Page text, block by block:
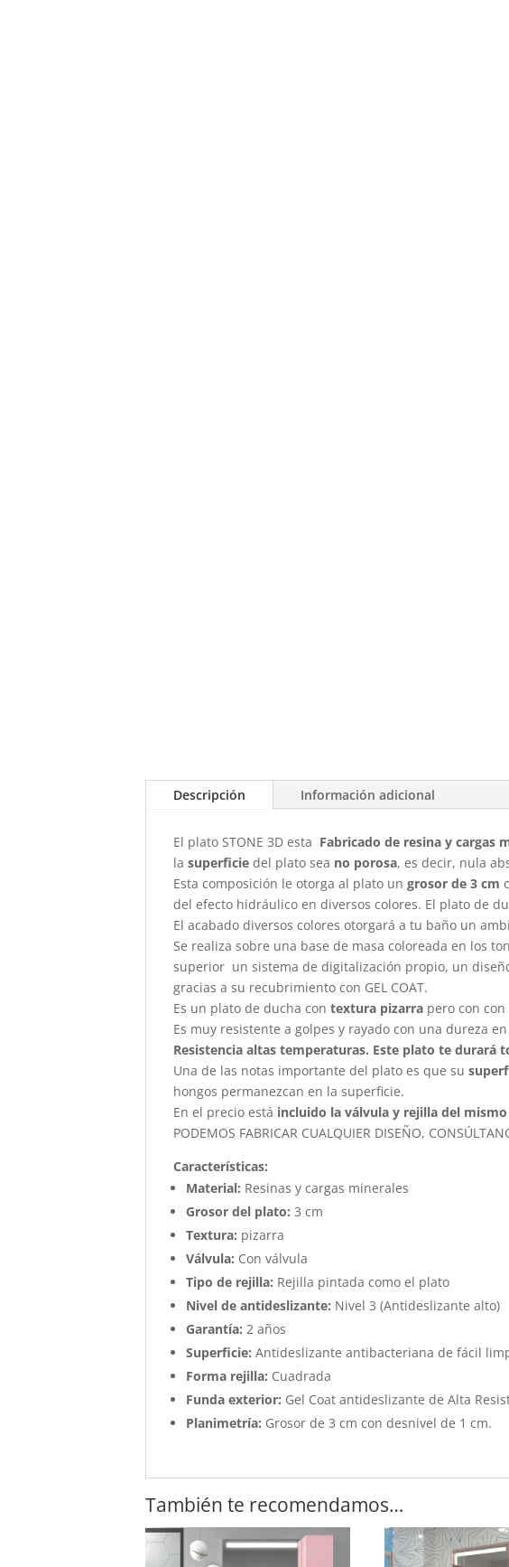
Descripción Información adicional
El plato STONE 3D esta Fabricado de resina y cargas
lasuperficiedel plato sea no porosa, es decir, nula
Esta composición le otorga al plato un grosor de 3 cm
del efecto hidráulico en diversos colores. El plato de
El acabado diversos colores otorgará a tu baño un
Se realiza sobre una base de masa coloreada en los
superior un sistema de digitalización propio, un
gracias a su recubrimiento con GEL COAT.
Es un plato de ducha con textura pizarra pero con
Es muy resistente a golpes y rayado con una dureza
Resistencia altas temperaturas. Este plato te durará
Una de las notas importante del plato es que su
hongos permanezcan en la superficie.
En el precio está incluido la válvula y rejilla del
PODEMOS FABRICAR CUALQUIER DISEÑO,
Características:
Material: Resinas y cargas minerales
Grosor del plato: 3 cm
Textura: pizarra
Válvula: Con válvula
Tipo de rejilla: Rejilla pintada como el plato
Nivel de antideslizante: Nivel 3 (Antideslizante alto)
Garantía: 2 años
Superficie: Antideslizante antibacteriana de fácil
Forma rejilla: Cuadrada
Funda exterior: Gel Coat antideslizante de Alta
Planimetría: Grosor de 3 cm con desnivel de 1 cm.
También te recomendamos…